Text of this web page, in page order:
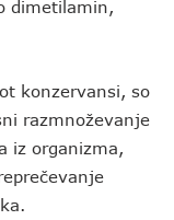
dimetilamin,
konzervansi, so
razmnoževanje
iz organizma,